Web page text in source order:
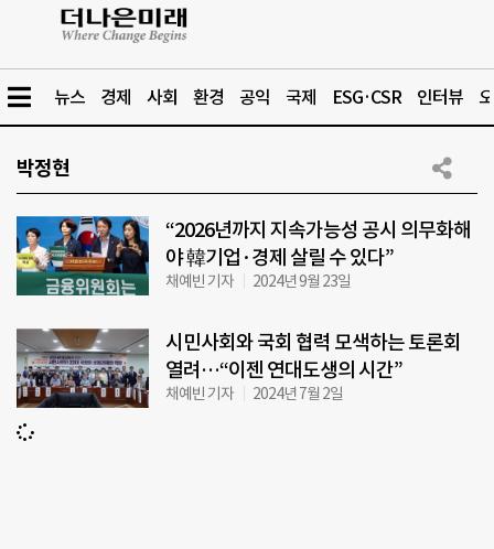
뉴스 경제 사회 환경 공익 국제 ESG·CSR 인터뷰
박정현
“2026년까지 지속가능성 공시 의무화해
야 韓기업·경제 살릴 수 있다”
채예빈 기자 2024년 9월 23일
시민사회와 국회 협력 모색하는 토론회
열려…“이젠 연대도생의 시간”
채예빈 기자 2024년 7월 2일